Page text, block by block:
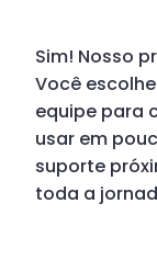
Sim! Nosso
Você
equipe para
usar em
suporte
toda a